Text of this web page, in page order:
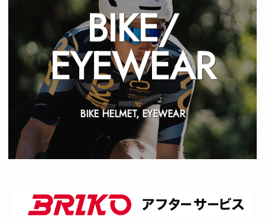
BIKE/
EYEWEAR
BIKE HELMET, EYEWEAR